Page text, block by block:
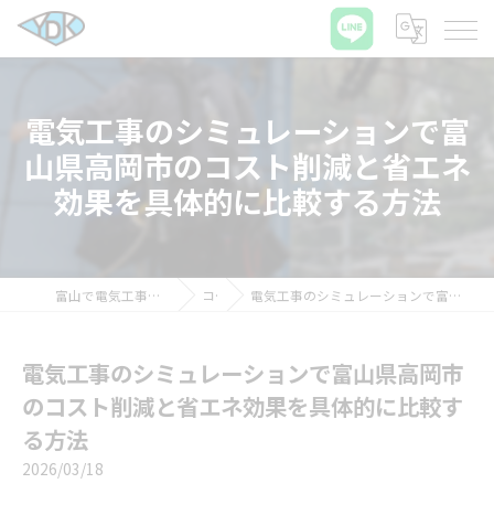
電気工事のシミュレーションで富
山県高岡市のコスト削減と省エネ
効果を具体的に比較する方法
富山で電気工事の求人ならワイディケイ株式会社 コラム 電気工事のシミュレーションで富山県高岡市のコスト削減と省エネ効果を具体的に比較する方法
電気工事のシミュレーションで富山県高岡市
のコスト削減と省エネ効果を具体的に比較す
る方法
2026/03/18